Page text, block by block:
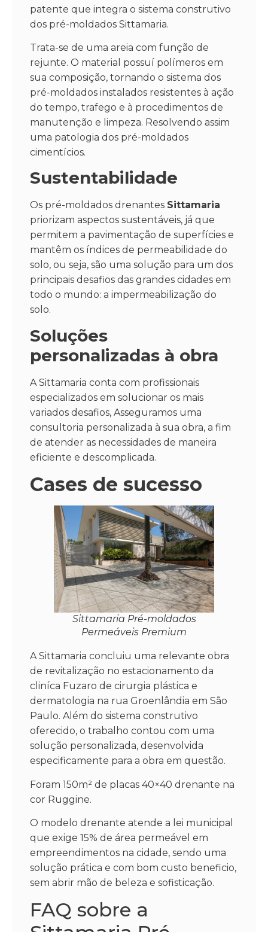
patente que integra o sistema construtivo
dos pré-moldados Sittamaria.
Trata-se de uma areia com função de
rejunte. O material possuí polímeros em
sua composição, tornando o sistema dos
pré-moldados instalados resistentes à ação
do tempo, trafego e à procedimentos de
manutenção e limpeza. Resolvendo assim
uma patologia dos pré-moldados
cimentícios.
Sustentabilidade
Os pré-moldados drenantes Sittamaria
priorizam aspectos sustentáveis, já que
permitem a pavimentação de superfícies e
mantêm os índices de permeabilidade do
solo, ou seja, são uma solução para um dos
principais desafios das grandes cidades em
todo o mundo: a impermeabilização do
solo.
Soluções
personalizadas à obra
A Sittamaria conta com profissionais
especializados em solucionar os mais
variados desafios, Asseguramos uma
consultoria personalizada à sua obra, a fim
de atender as necessidades de maneira
eficiente e descomplicada.
Cases de sucesso
Sittamaria Pré-moldados
Permeáveis Premium
A Sittamaria concluiu uma relevante obra
de revitalização no estacionamento da
cliníca Fuzaro de cirurgia plástica e
dermatologia na rua Groenlândia em São
Paulo. Além do sistema construtivo
oferecido, o trabalho contou com uma
solução personalizada, desenvolvida
especificamente para a obra em questão.
Foram 150m² de placas 40×40 drenante na
cor Ruggine.
O modelo drenante atende a lei municipal
que exige 15% de área permeável em
empreendimentos na cidade, sendo uma
solução prática e com bom custo beneficio,
sem abrir mão de beleza e sofisticação.
FAQ sobre a